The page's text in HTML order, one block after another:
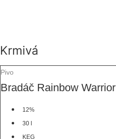
Krmivá
Pivo
Bradáč Rainbow Warrior
12%
30 l
KEG